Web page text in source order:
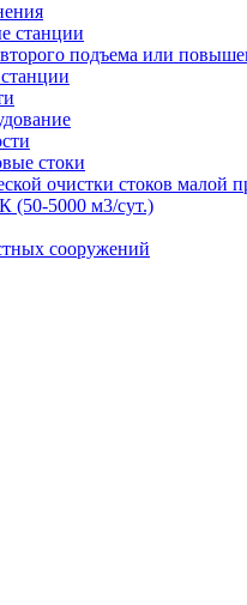
станции
подъема или
стоки
очистки стоков малой
5000 м3/сут.)
сооружений